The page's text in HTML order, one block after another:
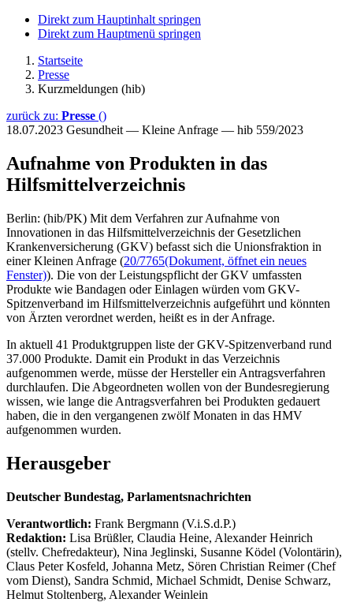
Direkt zum Hauptinhalt springen
Direkt zum Hauptmenü springen
Startseite
Presse
Kurzmeldungen (hib)
zurück zu: Presse ()
18.07.2023 Gesundheit — Kleine Anfrage — hib 559/2023
Aufnahme von Produkten in das
Hilfsmittelverzeichnis
Berlin: (hib/PK) Mit dem Verfahren zur Aufnahme von
Innovationen in das Hilfsmittelverzeichnis der Gesetzlichen
Krankenversicherung (GKV) befasst sich die Unionsfraktion in
einer Kleinen Anfrage (20/7765(Dokument, öffnet ein neues
Fenster)). Die von der Leistungspflicht der GKV umfassten
Produkte wie Bandagen oder Einlagen würden vom GKV-
Spitzenverband im Hilfsmittelverzeichnis aufgeführt und könnten
von Ärzten verordnet werden, heißt es in der Anfrage.
In aktuell 41 Produktgruppen liste der GKV-Spitzenverband rund
37.000 Produkte. Damit ein Produkt in das Verzeichnis
aufgenommen werde, müsse der Hersteller ein Antragsverfahren
durchlaufen. Die Abgeordneten wollen von der Bundesregierung
wissen, wie lange die Antragsverfahren bei Produkten gedauert
haben, die in den vergangenen zwölf Monaten in das HMV
aufgenommen wurden.
Herausgeber
Deutscher Bundestag, Parlamentsnachrichten
Verantwortlich: Frank Bergmann (V.i.S.d.P.)
Redaktion: Lisa Brüßler, Claudia Heine, Alexander Heinrich
(stellv. Chefredakteur), Nina Jeglinski, Susanne Ködel (Volontärin),
Claus Peter Kosfeld, Johanna Metz, Sören Christian Reimer (Chef
vom Dienst), Sandra Schmid, Michael Schmidt, Denise Schwarz,
Helmut Stoltenberg, Alexander Weinlein